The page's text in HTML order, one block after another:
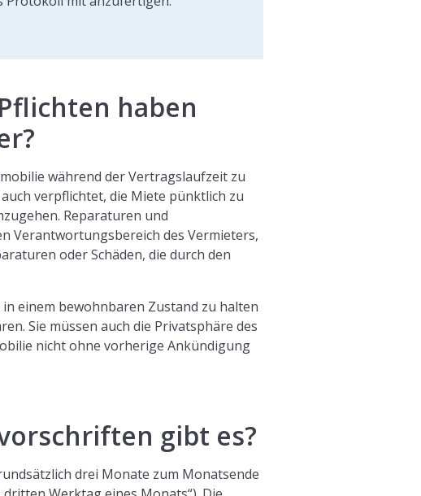
haben
während der Vertragslaufzeit zu
verpflichtet, die Miete pünktlich zu
Reparaturen und
Verantwortungsbereich des Vermieters,
oder Schäden, die durch den
einem bewohnbaren Zustand zu halten
Sie müssen auch die Privatsphäre des
nicht ohne vorherige Ankündigung
gibt es?
drei Monate zum Monatsende